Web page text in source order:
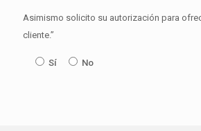
Asimismo solicito su autorización para
cliente.”
Sí No